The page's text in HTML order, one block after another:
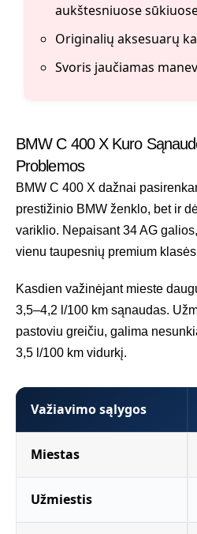
aukštesniuose
Originalių aksesuarų
Svoris jaučiamas
BMW C 400 X Kuro
Problemos
BMW C 400 X dažnai
prestižinio BMW ženklo, bet ir
variklio. Nepaisant 34 AG
vienu taupesnių premium
Kasdien važinėjant mieste
3,5–4,2 l/100 km sąnaudas.
pastoviu greičiu, galima
3,5 l/100 km vidurkį.
Važiavimo sąlygos
Miestas
Užmiestis